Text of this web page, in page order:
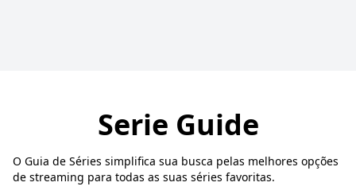
Serie Guide
O Guia de Séries simplifica sua busca pelas melhores opções
de streaming para todas as suas séries favoritas.